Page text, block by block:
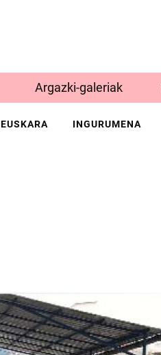
Argazki-galeriak
EUSKARA INGURUMENA